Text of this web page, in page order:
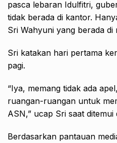
pasca lebaran Idulfitri,
tidak berada di kantor.
Sri Wahyuni yang berada di
Sri katakan hari pertama
pagi.
“Iya, memang tidak ada
ruangan-ruangan untuk
ASN,” ucap Sri saat
Berdasarkan pantauan